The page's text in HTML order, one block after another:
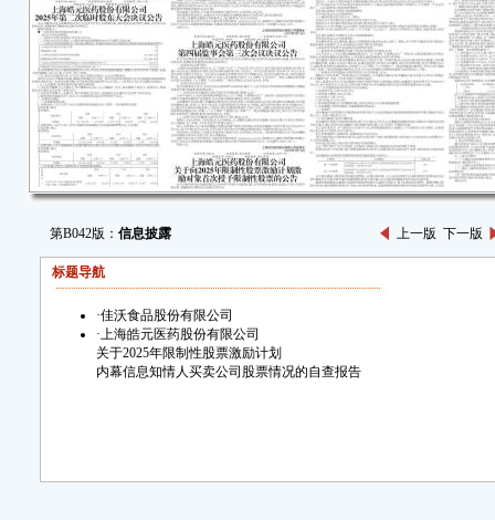
第B042版： 信息披露 上一版 下一版
标题导航
·佳沃食品股份有限公司
·上海皓元医药股份有限公司
关于2025年限制性股票激励计划
内幕信息知情人买卖公司股票情况的自查报告